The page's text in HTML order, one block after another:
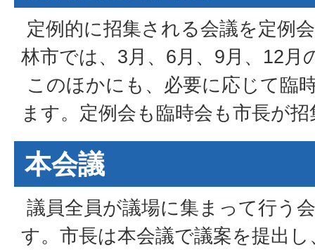
定例的に招集される会議を定例
林市では、3月、6月、9月、12月
このほかにも、必要に応じて臨
ます。定例会も臨時会も市長が
本会議
議員全員が議場に集まって行う
す。市長は本会議で議案を提出